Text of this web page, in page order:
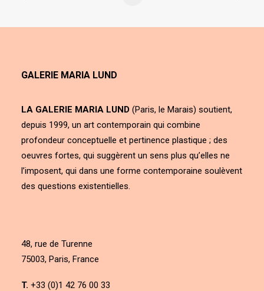
GALERIE MARIA LUND
LA GALERIE MARIA LUND (Paris, le Marais) soutient,
depuis 1999, un art contemporain qui combine
profondeur conceptuelle et pertinence plastique ; des
oeuvres fortes, qui suggèrent un sens plus qu’elles ne
l’imposent, qui dans une forme contemporaine soulèvent
des questions existentielles.
48, rue de Turenne
75003, Paris, France
T. +33 (0)1 42 76 00 33